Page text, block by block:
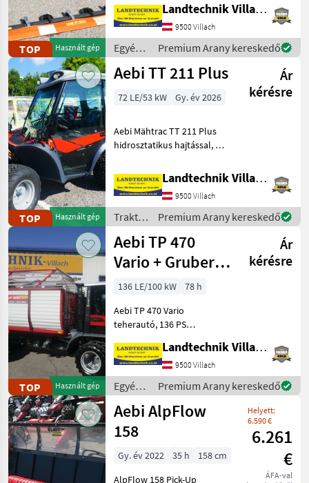
KATEGÓRIA
KIVÁLASZTÁSA
Mezőgazdasági gépek/eszközök
416
Kommunális gépek/eszközök
2
MARKETPLACE
Marketplace
Kereskedői
ajánlatok
Apróhirdetések
TOP Használt gép
nagyobb nyomatékkal,
mint az előző modell,
elektromos
sebességváltóval az idősek
és a fiatalok kényelm
Landtechnik Villach GmbH
9500 Villach
Egyéb
mezőgazdasági
erőgépek
Premium Arany kereskedő
TOP Használt gép
Aebi TT 211 Plus
Ár
kérésre
72 LE/53 kW Gy. év 2026
Aebi Mähtrac TT 211 Plus
hidrosztatikus hajtással, 40
kormányzás,
gumiabroncsok: 31x15, 50-
15 Terra, légkondicionált
fülke, légrugós ülés, 5x DW
hidra
Landtechnik Villach GmbH
9500 Villach
Traktorok
/ Aebi
Premium Arany kereskedő
TOP Használt gép
Aebi TP 470
Vario + Gruber
ALW 320S-
hosszú
Ár
kérésre
136 LE/100 kW
78 h
Aebi TP 470 Vario
teherautó, 136 PS
futóművel, 50 km/h
sebességű kivitel,
négykerekes kormányzás,
tengelytáv 3, 25 m, 10 t
össztömeg, gumiab
Landtechnik Villach GmbH
9500 Villach
Egyéb
mezőgazdasági
erőgépek
/ Aebi
Premium Arany kereskedő
Aebi AlpFlow
158
Helyett:
6.590 €
6.261
€
ÁFA-val
Gy. év 2022 35 h
158 cm
AlpFlow 158 Pick-Up